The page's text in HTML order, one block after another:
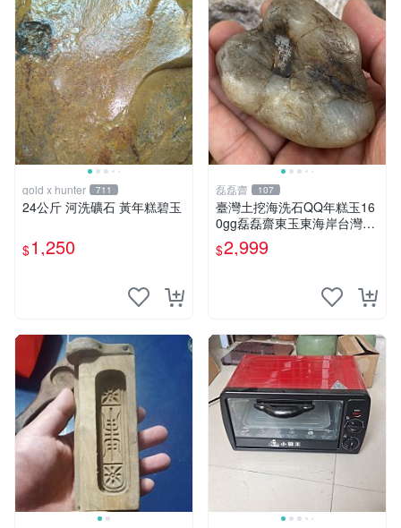
gold x hunter 711
24公斤 河洗礦石 黃年糕碧玉
$1,250
磊磊齋 107
臺灣土挖海洗石QQ年糕玉16
0gg磊磊齋東玉東海岸台灣藍
寶石東玉東海岸心臟石皮蛋青
老麥芽年糕黑鬼年糕玉血絲碧
鳳梨芋仔玉總統石年節送禮品
$2,999